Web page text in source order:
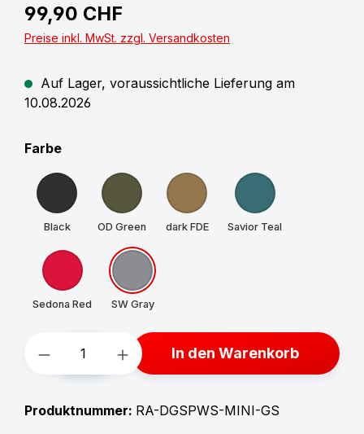
99,90 CHF
Preise inkl. MwSt. zzgl. Versandkosten
Auf Lager, voraussichtliche Lieferung am
10.08.2026
Farbeauswählen
Black OD Green dark FDE Savior Teal
Sedona Red SW Gray
Produkt Anzahl: Gib den
In den Warenkorb
Produktnummer: RA-DGSPWS-MINI-GS